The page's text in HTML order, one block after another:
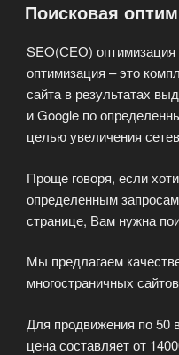
компания
мире
IT
Поисковая
SEO(СЕО) оптимизация
оптимизация – это
сайта в результатах
и Google по
целью увеличения
Проще говоря, если
определенным
странице, Вам нужна
Мы предлагаем
многостраничных
Для продвижения по 50
цена составляет от